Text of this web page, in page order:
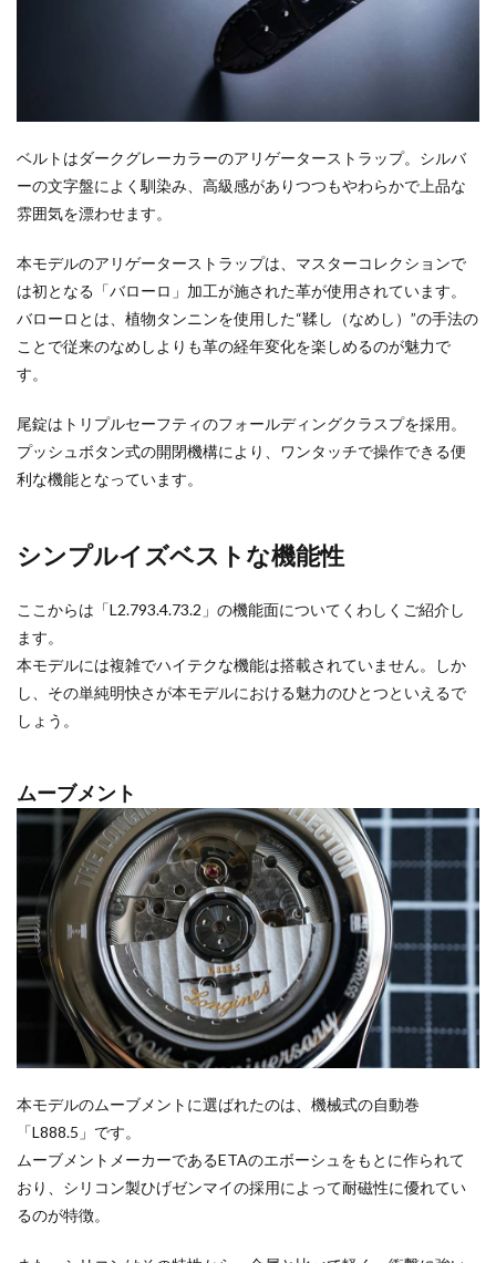
ベルトはダークグレーカラーのアリゲーターストラップ。シルバ
ーの文字盤によく馴染み、高級感がありつつもやわらかで上品な
雰囲気を漂わせます。
本モデルのアリゲーターストラップは、マスターコレクションで
は初となる「バローロ」加工が施された革が使用されています。
バローロとは、植物タンニンを使用した“鞣し（なめし）”の手法の
ことで従来のなめしよりも革の経年変化を楽しめるのが魅力で
す。
尾錠はトリプルセーフティのフォールディングクラスプを採用。
プッシュボタン式の開閉機構により、ワンタッチで操作できる便
利な機能となっています。
シンプルイズベストな機能性
ここからは「L2.793.4.73.2」の機能面についてくわしくご紹介し
ます。
本モデルには複雑でハイテクな機能は搭載されていません。しか
し、その単純明快さが本モデルにおける魅力のひとつといえるで
しょう。
ムーブメント
本モデルのムーブメントに選ばれたのは、機械式の自動巻
「L888.5」です。
ムーブメントメーカーであるETAのエボーシュをもとに作られて
おり、シリコン製ひげゼンマイの採用によって耐磁性に優れてい
るのが特徴。